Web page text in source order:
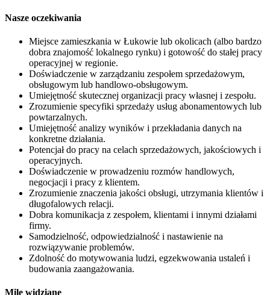
Nasze oczekiwania
Miejsce zamieszkania w Łukowie lub okolicach (albo bardzo
dobra znajomość lokalnego rynku) i gotowość do stałej pracy
operacyjnej w regionie.
Doświadczenie w zarządzaniu zespołem sprzedażowym,
obsługowym lub handlowo-obsługowym.
Umiejętność skutecznej organizacji pracy własnej i zespołu.
Zrozumienie specyfiki sprzedaży usług abonamentowych lub
powtarzalnych.
Umiejętność analizy wyników i przekładania danych na
konkretne działania.
Potencjał do pracy na celach sprzedażowych, jakościowych i
operacyjnych.
Doświadczenie w prowadzeniu rozmów handlowych,
negocjacji i pracy z klientem.
Zrozumienie znaczenia jakości obsługi, utrzymania klientów i
długofalowych relacji.
Dobra komunikacja z zespołem, klientami i innymi działami
firmy.
Samodzielność, odpowiedzialność i nastawienie na
rozwiązywanie problemów.
Zdolność do motywowania ludzi, egzekwowania ustaleń i
budowania zaangażowania.
Mile widziane